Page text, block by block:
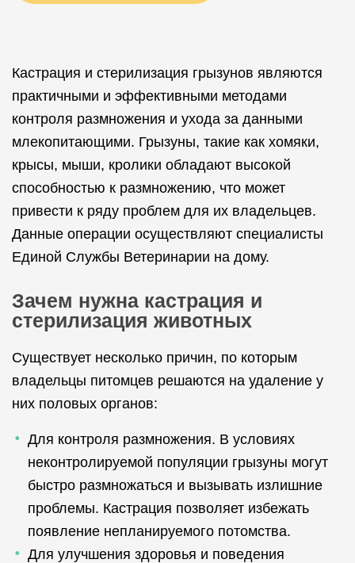
Кастрация и стерилизация грызунов являются
практичными и эффективными методами
контроля размножения и ухода за данными
млекопитающими. Грызуны, такие как хомяки,
крысы, мыши, кролики обладают высокой
способностью к размножению, что может
привести к ряду проблем для их владельцев.
Данные операции осуществляют специалисты
Единой Службы Ветеринарии на дому.
Зачем нужна кастрация и
стерилизация животных
Существует несколько причин, по которым
владельцы питомцев решаются на удаление у
них половых органов:
Для контроля размножения. В условиях
неконтролируемой популяции грызуны могут
быстро размножаться и вызывать излишние
проблемы. Кастрация позволяет избежать
появление непланируемого потомства.
Для улучшения здоровья и поведения